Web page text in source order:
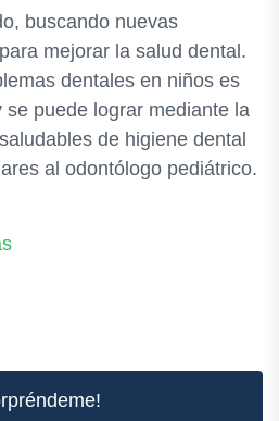
buscando nuevas
mejorar la salud dental.
dentales en niños es
puede lograr mediante la
de higiene dental
al odontólogo pediátrico.